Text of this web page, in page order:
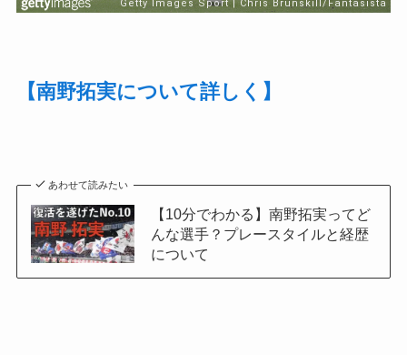
【南野拓実について詳しく】
あわせて読みたい
【10分でわかる】南野拓実ってど
んな選手？プレースタイルと経歴
について